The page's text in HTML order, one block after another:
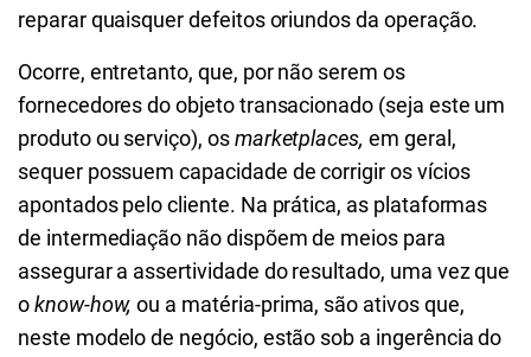
reparar quaisquer defeitos oriundos da operação.
Ocorre, entretanto, que, por não serem os
fornecedores do objeto transacionado (seja este um
produto ou serviço), osmarketplaces, em geral,
sequer possuem capacidade de corrigir os vícios
apontados pelo cliente. Na prática, as plataformas
de intermediação não dispõem de meios para
assegurar a assertividade do resultado, uma vez que
oknow-how,ou a matéria-prima, são ativos que,
neste modelo de negócio, estão sob a ingerência do